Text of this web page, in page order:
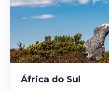
África do Sul